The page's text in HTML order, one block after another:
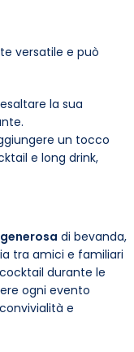
versatile e può
la sua
un tocco
e long drink,
di bevanda,
tra amici e familiari
durante le
ogni evento
e